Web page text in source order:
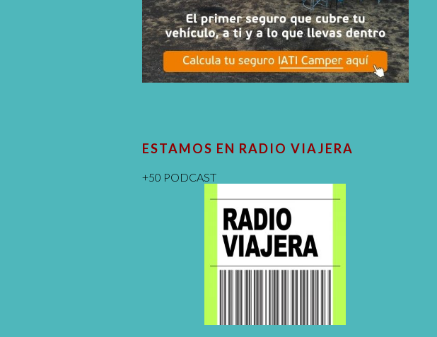
ESTAMOS EN RADIO VIAJERA
+50 PODCAST